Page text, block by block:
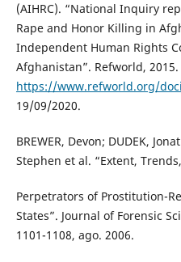
(AIHRC). “National Inquiry
Rape and Honor Killing in
Independent Human Rights
Afghanistan”. Refworld,
https://www.refworld.org/
19/09/2020.
BREWER, Devon; DUDEK,
Stephen et al. “Extent,
Perpetrators of Prostitution-
States”. Journal of Forensic
1101-1108, ago. 2006.